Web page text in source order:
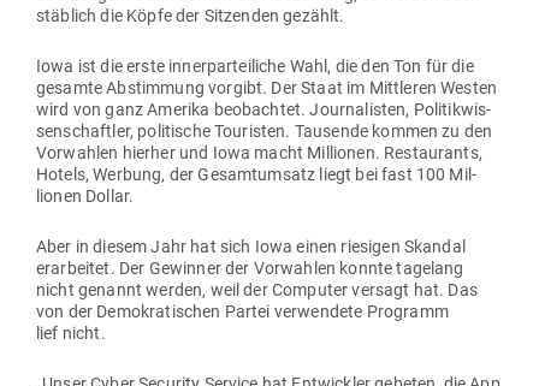
stäblich die Köpfe der Sit­zenden gezählt.
Iowa ist die erste inner­par­tei­liche Wahl, die den Ton für die
gesamte Abstimmung vorgibt. Der Staat im Mitt­leren Westen
wird von ganz Amerika beob­achtet. Jour­na­listen, Poli­tik­wis­
sen­schaftler, poli­tische Tou­risten. Tau­sende kommen zu den
Vor­wahlen hierher und Iowa macht Mil­lionen. Restau­rants,
Hotels, Werbung, der Gesamt­umsatz liegt bei fast 100 Mil­
lionen Dollar.
Aber in diesem Jahr hat sich Iowa einen rie­sigen Skandal
erar­beitet. Der Gewinner der Vor­wahlen konnte tagelang
nicht genannt werden, weil der Com­puter versagt hat. Das
von der Demo­kra­ti­schen Partei ver­wendete Pro­gramm
lief nicht.